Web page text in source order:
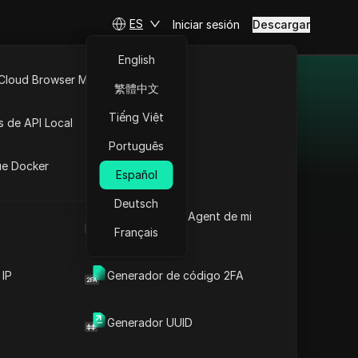
Cuál es el User Agent de mi
navegador
Generador de código 2FA
Generador UUID
Browser MCP
de API Local
Docker
ES
English
繁體中文
Tiếng Việt
Português
Español
Deutsch
Français
Iniciar sesión Descargar
de proxy de
con confianza,
asociados con los
esfuerzo a servicios
Unblock YouTube
Videos